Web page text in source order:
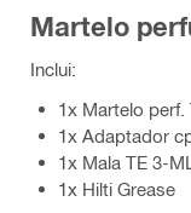
Martelo
Inclui:
1x Martelo perf.
1x Adaptador
1x Mala TE 3-
1x Hilti Grease